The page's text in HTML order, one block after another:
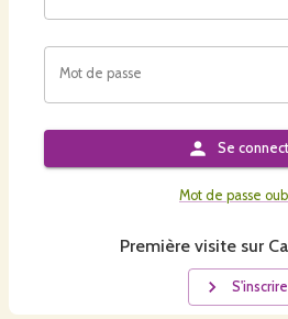
Mot de passe
Se
Mot de passe
Première visite sur
S'inscrire